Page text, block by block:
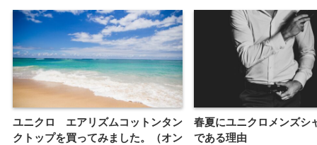
ユニクロ エアリズムコットンタン
クトップを買ってみました。（オン
春夏にユニクロメンズシ
である理由